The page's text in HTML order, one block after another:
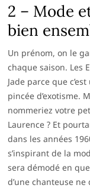
2 – Mode
bien
Un prénom, on le
chaque saison. Les
Jade parce que
pincée d’exotisme.
nommeriez votre
Laurence ? Et
dans les années
s’inspirant de la
sera démodé en
d’une chanteuse